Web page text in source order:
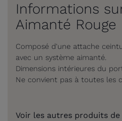
Informations
Aimanté Rouge
Composé d'une attache
avec un système aimanté.
Dimensions intérieures du
Ne convient pas à toutes les
Voir les autres produits de